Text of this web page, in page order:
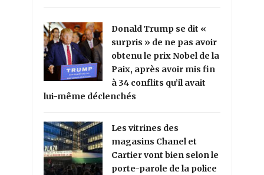
Donald Trump se dit «
surpris » de ne pas avoir
obtenu le prix Nobel de la
Paix, après avoir mis fin
à 34 conflits qu’il avait
lui-même déclenchés
Les vitrines des
magasins Chanel et
Cartier vont bien selon le
porte-parole de la police